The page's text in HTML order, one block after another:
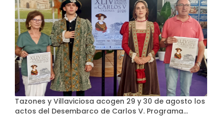
Tazones y Villaviciosa acogen 29 y 30 de agosto los
actos del Desembarco de Carlos V. Programa…